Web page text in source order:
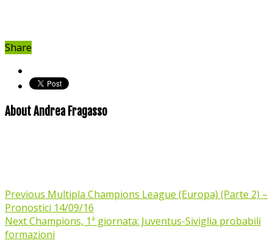
Share
About Andrea Fragasso
Previous Multipla Champions League (Europa) (Parte 2) –
Pronostici 14/09/16
NextChampions, 1ª giornata: Juventus-Siviglia probabili
formazioni